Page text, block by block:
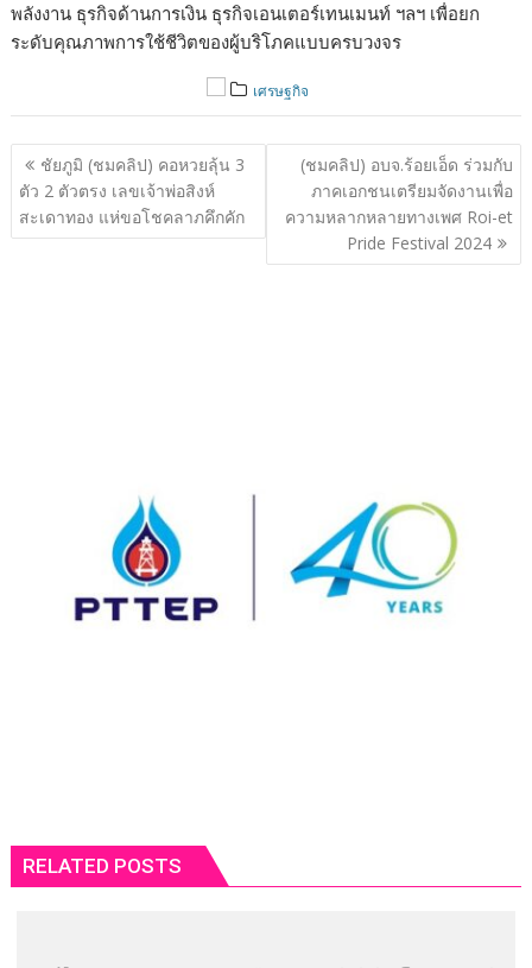
พลังงาน ธุรกิจด้านการเงิน ธุรกิจเอนเตอร์เทนเมนท์ ฯลฯ เพื่อยก
ระดับคุณภาพการใช้ชีวิตของผู้บริโภคแบบครบวงจร
เศรษฐกิจ
แนะแนว
เรื่อง
ชัยภูมิ (ชมคลิป) คอหวยลุ้น 3
ตัว 2 ตัวตรง เลขเจ้าพ่อสิงห์
สะเดาทอง แห่ขอโชคลาภคึกคัก
(ชมคลิป) อบจ.ร้อยเอ็ด ร่วมกับ
ภาคเอกชนเตรียมจัดงานเพื่อ
ความหลากหลายทางเพศ Roi-et
Pride Festival 2024
RELATED POSTS